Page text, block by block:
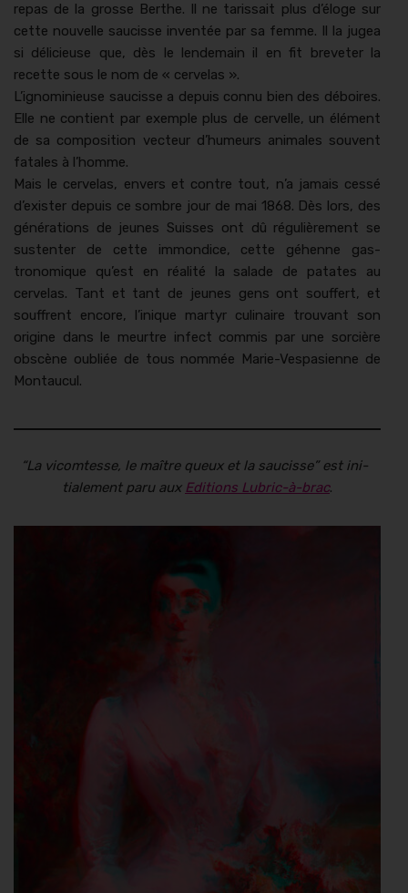
repas de la grosse Berthe. Il ne taris­sait plus d’éloge sur
cette nou­velle saucisse inven­tée par sa femme. Il la jugea
si déli­cieuse que, dès le lende­main il en fit brevet­er la
recette sous le nom de « cerve­las ».
L’ignominieuse saucisse a depuis con­nu bien des déboires.
Elle ne con­tient par exem­ple plus de cervelle, un élé­ment
de sa com­po­si­tion vecteur d’humeurs ani­males sou­vent
fatales à l’homme.
Mais le cerve­las, envers et con­tre tout, n’a jamais cessé
d’exister depuis ce som­bre jour de mai 1868. Dès lors, des
généra­tions de jeunes Suiss­es ont dû régulière­ment se
sus­ten­ter de cette immondice, cette géhenne gas­
tronomique qu’est en réal­ité la salade de patates au
cerve­las. Tant et tant de jeunes gens ont souf­fert, et
souf­frent encore, l’inique mar­tyr culi­naire trou­vant son
orig­ine dans le meurtre infect com­mis par une sor­cière
obscène oubliée de tous nom­mée Marie-Ves­pasi­enne de
Montaucul.
“La vicomtesse, le maître queux et la saucisse” est ini­
tiale­ment paru aux Edi­tions Lubric-à-brac.